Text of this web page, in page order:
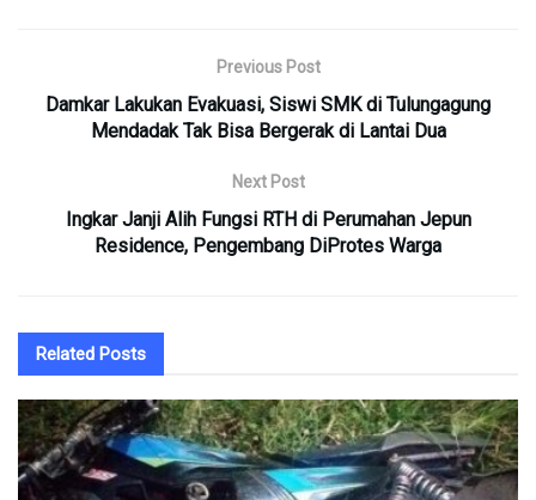
Previous Post
Damkar Lakukan Evakuasi, Siswi SMK di Tulungagung
Mendadak Tak Bisa Bergerak di Lantai Dua
Next Post
Ingkar Janji Alih Fungsi RTH di Perumahan Jepun
Residence, Pengembang DiProtes Warga
Related Posts